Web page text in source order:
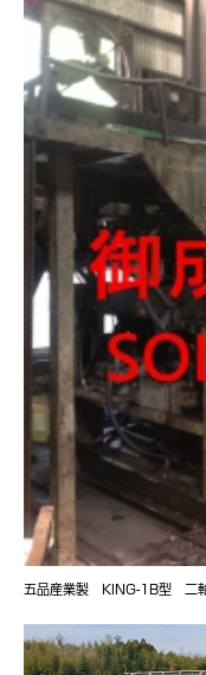
五品産業製 KING-1B型 二軸